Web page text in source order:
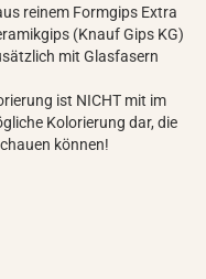
reinem Formgips Extra
(Knauf Gips KG)
mit Glasfasern
ist NICHT mit im
Kolorierung dar, die
können!